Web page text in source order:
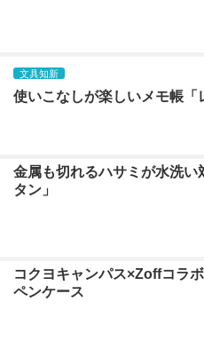
文具知新
使いこなしが楽しいメモ帳「
金属も切れるハサミが水洗
タン」
コクヨキャンパス×Zoffコラ
ペンケース